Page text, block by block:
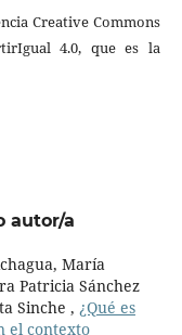
Creative Commons
4.0, que es la
autor/a
María
Patricia Sánchez
Sinche , ¿Qué es
el contexto